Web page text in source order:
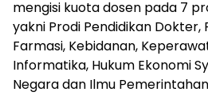
mengisi kuota dosen pada 7
yakni Prodi Pendidikan Dokter,
Farmasi, Kebidanan,
Informatika, Hukum Ekonomi
Negara dan Ilmu